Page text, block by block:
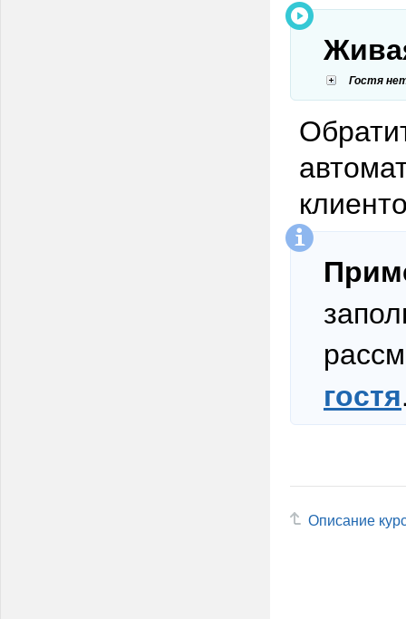
Гостя
гостя
Описание